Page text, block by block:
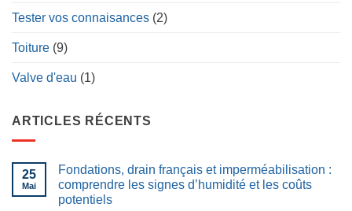
Tester vos connaisances (2)
Toiture (9)
Valve d'eau (1)
ARTICLES RÉCENTS
25
Mai
Fondations, drain français et imperméabilisation :
comprendre les signes d’humidité et les coûts
potentiels